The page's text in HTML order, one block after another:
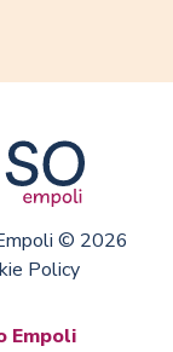
© 2026
Policy
Empoli